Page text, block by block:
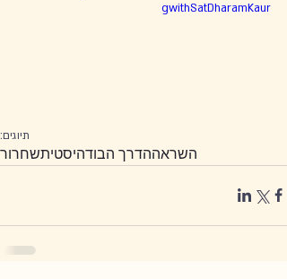
gwithSatDharamKaur
תיוגים:
השראההדרך הבודהיסטיתשחרור